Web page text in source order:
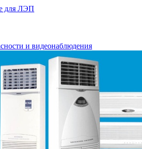
для ЛЭП
и видеонаблюдения